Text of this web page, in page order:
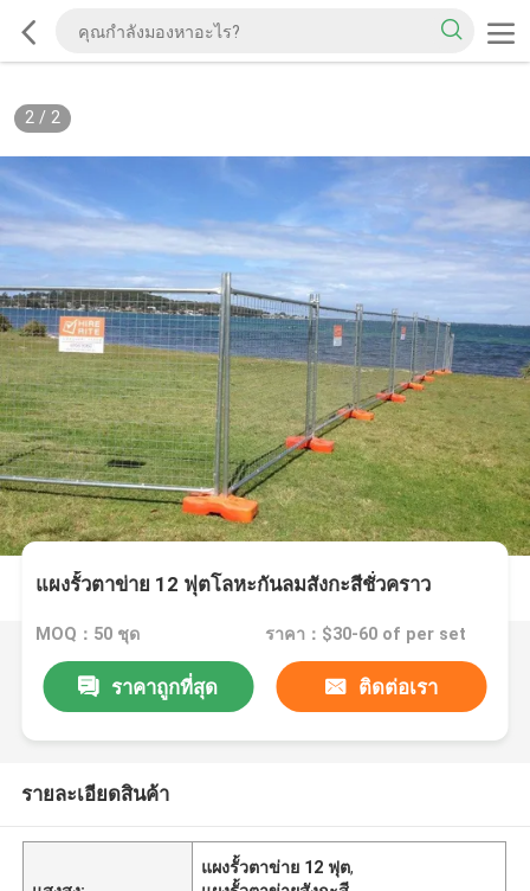
2/ 2
แผงรั้วตาข่าย 12 ฟุตโลหะกันลมสังกะสีชั่วคราว
MOQ：50 ชุด ราคา：$30-60 of per set
ราคาถูกที่สุด ติดต่อเรา
รายละเอียดสินค้า
แผงรั้วตาข่าย 12 ฟุต,